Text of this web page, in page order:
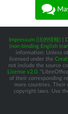
Impressum (法的情報)
(non-binding English
information: Unless
licensed under the
not include the source
License v2.0 .
of their corresponding
more countries. Their
copyright laws. Use